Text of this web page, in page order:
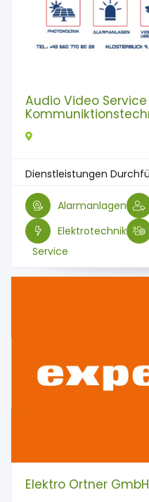
Audio Video
Dienstleistungen
Alarmanlagen
Elektrotechnik
Service
Elektro Ortner GmbH